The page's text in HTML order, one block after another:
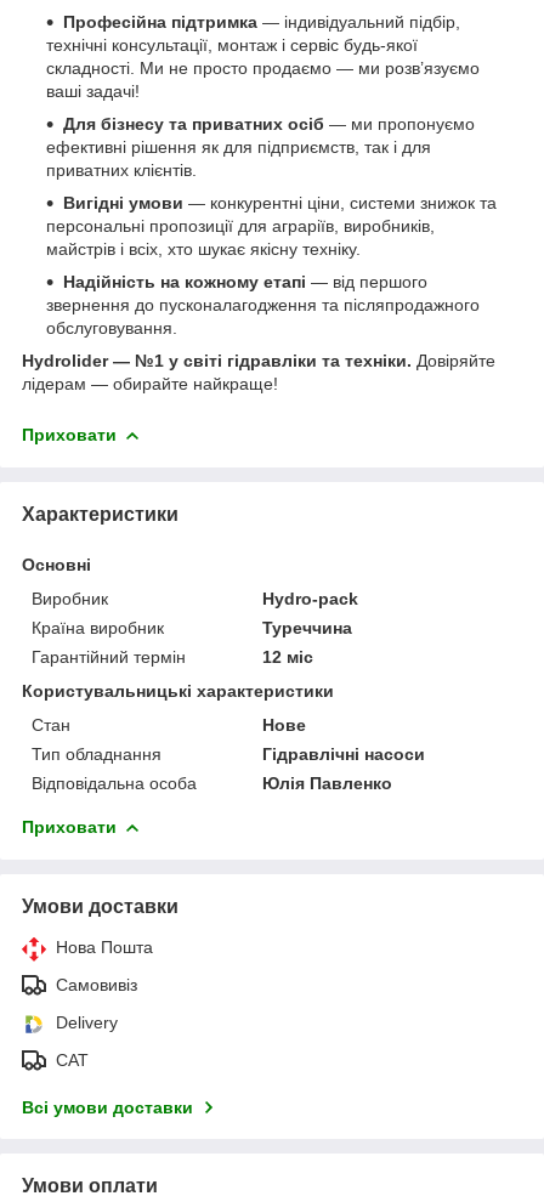
Професійна підтримка — індивідуальний підбір,
технічні консультації, монтаж і сервіс будь-якої
складності. Ми не просто продаємо — ми розв’язуємо
ваші задачі!
Для бізнесу та приватних осіб — ми пропонуємо
ефективні рішення як для підприємств, так і для
приватних клієнтів.
Вигідні умови — конкурентні ціни, системи знижок та
персональні пропозиції для аграріїв, виробників,
майстрів і всіх, хто шукає якісну техніку.
Надійність на кожному етапі — від першого
звернення до пусконалагодження та післяпродажного
обслуговування.
Hydrolider — №1 у світі гідравліки та техніки. Довіряйте
лідерам — обирайте найкраще!
Приховати
Характеристики
Основні
Виробник
Hydro-pack
Країна виробник
Туреччина
Гарантійний термін
12 міс
Користувальницькі характеристики
Стан
Нове
Тип обладнання
Гідравлічні насоси
Відповідальна особа
Юлія Павленко
Приховати
Умови доставки
Нова Пошта
Самовивіз
Delivery
САТ
Всі умови доставки
Умови оплати